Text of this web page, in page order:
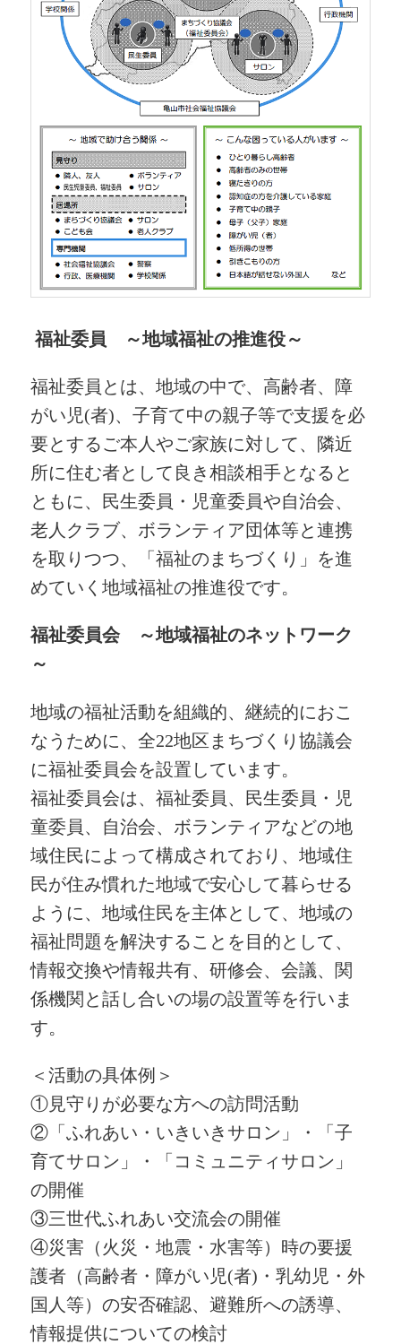
福祉委員 ～地域福祉の推進役～
福祉委員とは、地域の中で、高齢者、障
がい児(者)、子育て中の親子等で支援を必
要とするご本人やご家族に対して、隣近
所に住む者として良き相談相手となると
ともに、民生委員・児童委員や自治会、
老人クラブ、ボランティア団体等と連携
を取りつつ、「福祉のまちづくり」を進
めていく地域福祉の推進役です。
福祉委員会 ～地域福祉のネットワーク
～
地域の福祉活動を組織的、継続的におこ
なうために、全22地区まちづくり協議会
に福祉委員会を設置しています。
福祉委員会は、福祉委員、民生委員・児
童委員、自治会、ボランティアなどの地
域住民によって構成されており、地域住
民が住み慣れた地域で安心して暮らせる
ように、地域住民を主体として、地域の
福祉問題を解決することを目的として、
情報交換や情報共有、研修会、会議、関
係機関と話し合いの場の設置等を行いま
す。
＜活動の具体例＞
①見守りが必要な方への訪問活動
②「ふれあい・いきいきサロン」・「子
育てサロン」・「コミュニティサロン」
の開催
③三世代ふれあい交流会の開催
④災害（火災・地震・水害等）時の要援
護者（高齢者・障がい児(者)・乳幼児・外
国人等）の安否確認、避難所への誘導、
情報提供についての検討